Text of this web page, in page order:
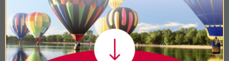
Кога може да се използва ваучерът?
Какви удобства мога да използвам по
време на престоя?
Ние използваме бисквитки. Използваме
бисквитки и подобни технологии, за да осигурим
работата на уебсайта, да подобрим
изживяването ви, да анализираме използването
на сайта и да ви показваме персонализирано